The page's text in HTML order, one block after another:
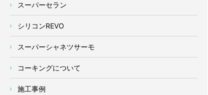
スーパーセラン
シリコンREVO
スーパーシャネツサーモ
コーキングについて
施工事例